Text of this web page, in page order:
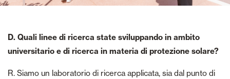
D. Quali linee di ricerca state sviluppando in ambito
universitario e di ricerca in materia di protezione solare?
R. Siamo un laboratorio di ricerca applicata, sia dal punto di